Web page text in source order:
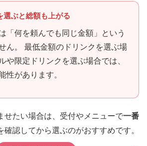
選ぶと総額も上がる
「何を頼んでも同じ金額」という
ん。 最低金額のドリンクを選ぶ場
や限定ドリンクを選ぶ場合では、
性があります。
せたい場合は、受付やメニューで一番
確認してから選ぶのがおすすめです。